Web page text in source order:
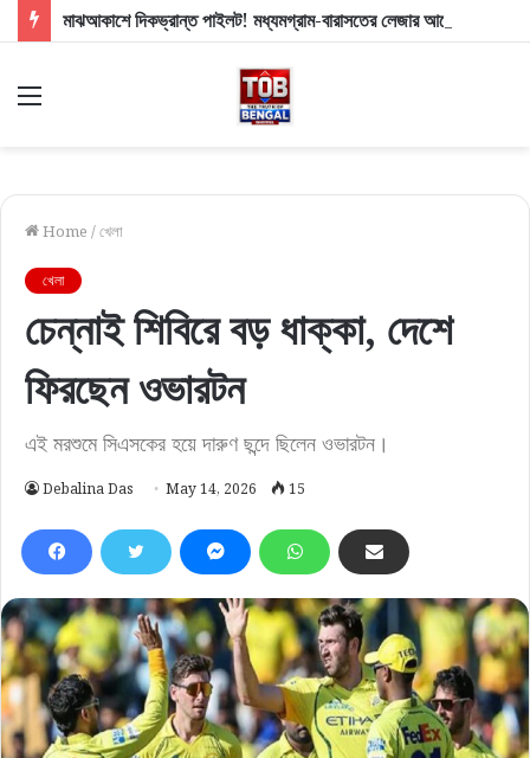
Menu
Home /খেলা
খেলা
চেন্নাই শিবিরে বড় ধাক্কা, দেশে
ফিরছেন ওভারটন
এই মরশুমে সিএসকের হয়ে দারুণ ছন্দে ছিলেন ওভারটন।
Debalina Das May 14, 2026 15